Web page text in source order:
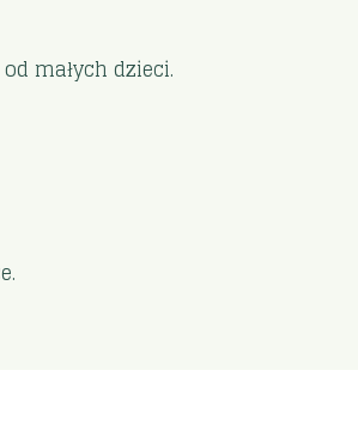
małych dzieci.